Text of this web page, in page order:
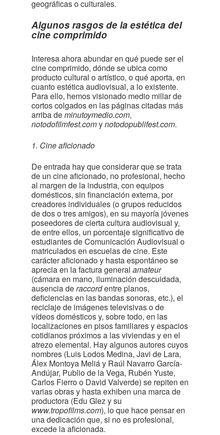
geográficas o culturales.
Algunos rasgos de la estética del
cine comprimido
Interesa ahora abundar en qué puede ser el
cine comprimido, dónde se ubica como
producto cultural o artístico, o qué aporta, en
cuanto estética audiovisual, a lo existente.
Para ello, hemos visionado medio millar de
cortos colgados en las páginas citadas más
arriba deminutoymedio.com,
notodofilmfest.comynotodopublifest.com.
1. Cine aficionado
De entrada hay que considerar que se trata
de un cine aficionado, no profesional, hecho
al margen de la industria, con equipos
domésticos, sin financiación externa, por
creadores individuales (o grupos reducidos
de dos o tres amigos), en su mayoría jóvenes
poseedores de cierta cultura audiovisual y,
de entre ellos, un porcentaje significativo de
estudiantes de Comunicación Audiovisual o
matriculados en escuelas de cine. Este
carácter aficionado y hasta espontáneo se
aprecia en la factura general amateur
(cámara en mano, iluminación descuidada,
ausencia deraccordentre planos,
deficiencias en las bandas sonoras, etc.), el
reciclaje de imágenes televisivas o de
vídeos domésticos y, sobre todo, en las
localizaciones en pisos familiares y espacios
cotidianos próximos a las viviendas y en el
atrezo elemental. Hay algunos autores cuyos
nombres (Luis Lodos Medina, Javi de Lara,
Álex Montoya Meliá y Raúl Navarro García-
Andújar, Publio de la Vega, Rubén Yuste,
Carlos Fierro o David Valverde) se repiten en
varias obras y hasta exhiben una marca de
productora (Edu Glez y su
www.tropofilms.com), lo que hace pensar en
una dedicación que, si no es profesional,
excede la aficionada.